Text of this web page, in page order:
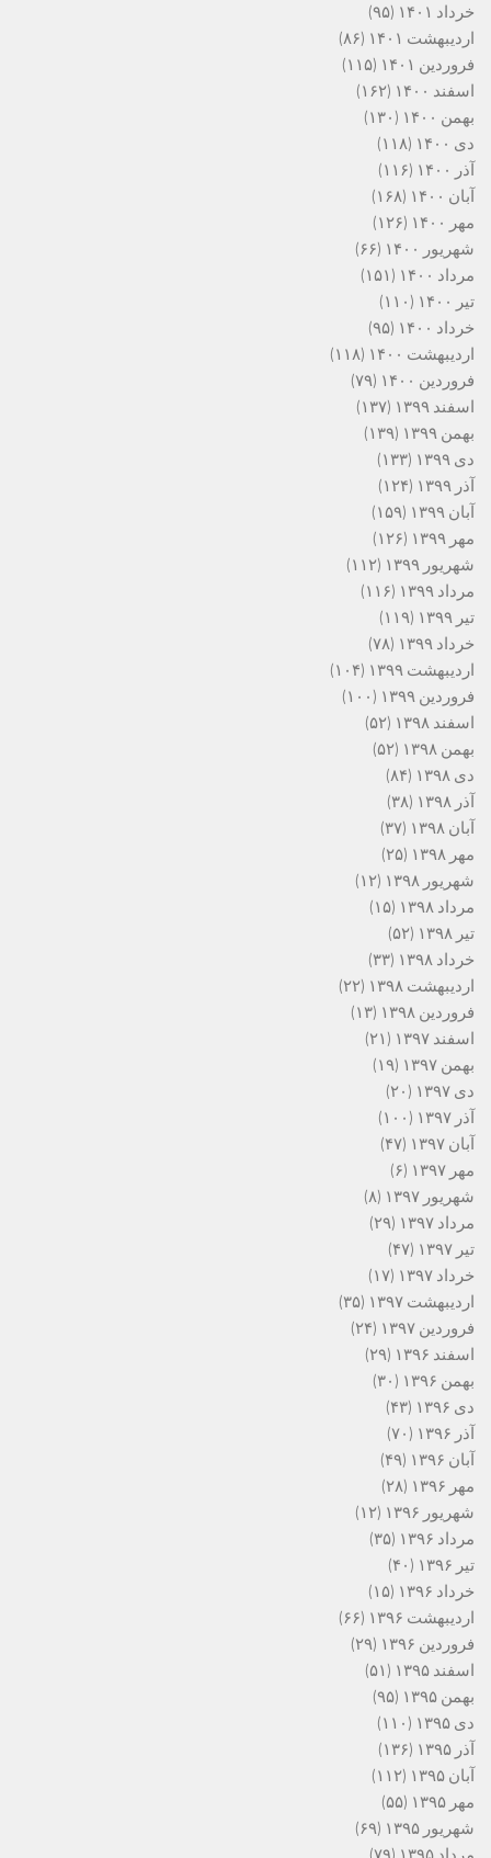
خرداد ۱۴۰۱
(۹۵)
اردیبهشت ۱۴۰۱
(۸۶)
فروردین ۱۴۰۱
(۱۱۵)
اسفند ۱۴۰۰
(۱۶۲)
بهمن ۱۴۰۰
(۱۳۰)
دی ۱۴۰۰
(۱۱۸)
آذر ۱۴۰۰
(۱۱۶)
آبان ۱۴۰۰
(۱۶۸)
مهر ۱۴۰۰
(۱۲۶)
شهریور ۱۴۰۰
(۶۶)
مرداد ۱۴۰۰
(۱۵۱)
تیر ۱۴۰۰
(۱۱۰)
خرداد ۱۴۰۰
(۹۵)
اردیبهشت ۱۴۰۰
(۱۱۸)
فروردین ۱۴۰۰
(۷۹)
اسفند ۱۳۹۹
(۱۳۷)
بهمن ۱۳۹۹
(۱۳۹)
دی ۱۳۹۹
(۱۳۳)
آذر ۱۳۹۹
(۱۲۴)
آبان ۱۳۹۹
(۱۵۹)
مهر ۱۳۹۹
(۱۲۶)
شهریور ۱۳۹۹
(۱۱۲)
مرداد ۱۳۹۹
(۱۱۶)
تیر ۱۳۹۹
(۱۱۹)
خرداد ۱۳۹۹
(۷۸)
اردیبهشت ۱۳۹۹
(۱۰۴)
فروردین ۱۳۹۹
(۱۰۰)
اسفند ۱۳۹۸
(۵۲)
بهمن ۱۳۹۸
(۵۲)
دی ۱۳۹۸
(۸۴)
آذر ۱۳۹۸
(۳۸)
آبان ۱۳۹۸
(۳۷)
مهر ۱۳۹۸
(۲۵)
شهریور ۱۳۹۸
(۱۲)
مرداد ۱۳۹۸
(۱۵)
تیر ۱۳۹۸
(۵۲)
خرداد ۱۳۹۸
(۳۳)
اردیبهشت ۱۳۹۸
(۲۲)
فروردین ۱۳۹۸
(۱۳)
اسفند ۱۳۹۷
(۲۱)
بهمن ۱۳۹۷
(۱۹)
دی ۱۳۹۷
(۲۰)
آذر ۱۳۹۷
(۱۰۰)
آبان ۱۳۹۷
(۴۷)
مهر ۱۳۹۷
(۶)
شهریور ۱۳۹۷
(۸)
مرداد ۱۳۹۷
(۲۹)
تیر ۱۳۹۷
(۴۷)
خرداد ۱۳۹۷
(۱۷)
اردیبهشت ۱۳۹۷
(۳۵)
فروردین ۱۳۹۷
(۲۴)
اسفند ۱۳۹۶
(۲۹)
بهمن ۱۳۹۶
(۳۰)
دی ۱۳۹۶
(۴۳)
آذر ۱۳۹۶
(۷۰)
آبان ۱۳۹۶
(۴۹)
مهر ۱۳۹۶
(۲۸)
شهریور ۱۳۹۶
(۱۲)
مرداد ۱۳۹۶
(۳۵)
تیر ۱۳۹۶
(۴۰)
خرداد ۱۳۹۶
(۱۵)
اردیبهشت ۱۳۹۶
(۶۶)
فروردین ۱۳۹۶
(۲۹)
اسفند ۱۳۹۵
(۵۱)
بهمن ۱۳۹۵
(۹۵)
دی ۱۳۹۵
(۱۱۰)
آذر ۱۳۹۵
(۱۳۶)
آبان ۱۳۹۵
(۱۱۲)
مهر ۱۳۹۵
(۵۵)
شهریور ۱۳۹۵
(۶۹)